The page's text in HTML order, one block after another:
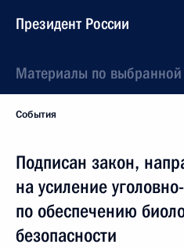
Президент России
Материалы по выбранной
События
Подписан закон,
на усиление
по обеспечению
безопасности